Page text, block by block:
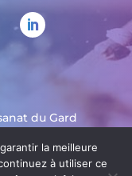
du Gard
la meilleure
à utiliser ce